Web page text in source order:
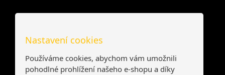
Nastavení cookies
Používáme cookies, abychom vám umožnili
pohodlné prohlížení našeho e-shopu a díky